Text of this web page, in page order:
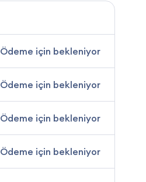
Ödeme için bekleniyor
Ödeme için bekleniyor
Ödeme için bekleniyor
Ödeme için bekleniyor